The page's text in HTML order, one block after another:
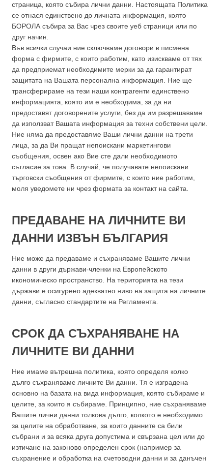
страница, която събира лични данни. Настоящата Политика
се отнася единствено до личната информация, която
БОРОЛА събира за Вас чрез своите уеб страници или по
друг начин.
Във всички случаи ние сключваме договори в писмена
форма с фирмите, с които работим, като изискваме от тях
да предприемат необходимите мерки за да гарантират
защитата на Вашата персонална информация. Ние ще
трансферираме на тези наши контрагенти единствено
информацията, която им е необходима, за да ни
предоставят договорените услуги, без да им разрешаваме
да използват Вашата информация за техни собствени цели.
Ние няма да предоставяме Ваши лични данни на трети
лица, за да Ви пращат непоискани маркетингови
съобщения, освен ако Вие сте дали необходимото
съгласие за това. В случай, че получавате непоискани
търговски съобщения от фирмите, с които ние работим,
моля уведомете ни чрез формата за контакт на сайта.
ПРЕДАВАНЕ НА ЛИЧНИТЕ ВИ
ДАННИ ИЗВЪН БЪЛГАРИЯ
Ние може да предаваме и съхраняваме Вашите лични
данни в други държави-членки на Европейското
икономическо пространство. На територията на тези
държави е осигурено адекватно ниво на защита на личните
данни, съгласно стандартите на Регламента.
СРОК ДА СЪХРАНЯВАНЕ НА
ЛИЧНИТЕ ВИ ДАННИ
Ние имаме вътрешна политика, която определя колко
дълго съхраняваме личните Ви данни. Тя е изградена
основно на базата на вида информация, която събираме и
целите, за които я събираме. Принципно, ние съхраняваме
Вашите лични данни толкова дълго, колкото е необходимо
за целите на обработване, за които данните са били
събрани и за всяка друга допустима и свързана цел или до
изтичане на законово определен срок (например за
съхранение и обработка на счетоводни данни и за данъчен